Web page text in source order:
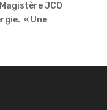
JCO
« Une